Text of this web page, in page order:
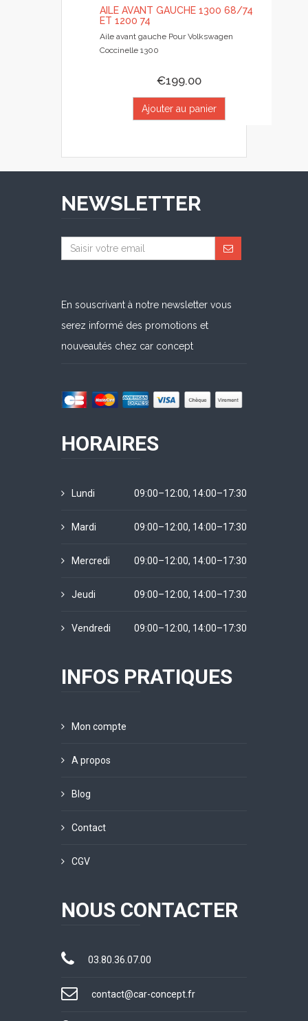
AILE AVANT GAUCHE 1300 68/74
ET 1200 74
Aile avant gauche Pour Volkswagen
Coccinelle 1300
€199.00
Ajouter au panier
NEWSLETTER
En souscrivant à notre newsletter vous
serez informé des promotions et
nouveautés chez car concept
HORAIRES
Lundi 09:00–12:00, 14:00–17:30
Mardi 09:00–12:00, 14:00–17:30
Mercredi 09:00–12:00, 14:00–17:30
Jeudi 09:00–12:00, 14:00–17:30
Vendredi 09:00–12:00, 14:00–17:30
INFOS PRATIQUES
Mon compte
A propos
Blog
Contact
CGV
NOUS CONTACTER
03.80.36.07.00
contact@car-concept.fr